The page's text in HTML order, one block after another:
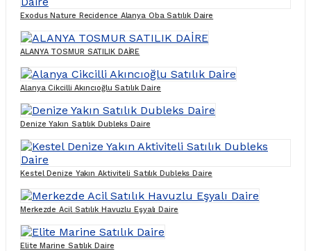
Exodus Nature Recidence Alanya Oba Satılık Daire
ALANYA TOSMUR SATILIK DAİRE
Alanya Cikcilli Akıncıoğlu Satılık Daire
Denize Yakın Satılık Dubleks Daire
Kestel Denize Yakın Aktiviteli Satılık Dubleks Daire
Merkezde Acil Satılık Havuzlu Eşyalı Daire
Elite Marine Satılık Daire